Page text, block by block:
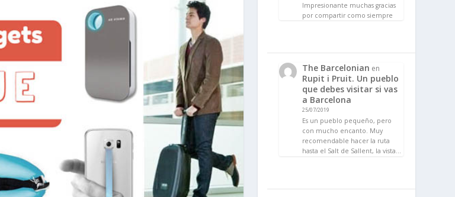
Impresionante muchas gracias
por compartir como siempre
The Barcelonian en
Rupit i Pruit. Un pueblo
que debes visitar si vas
a Barcelona
25/07/2019
Es un pueblo pequeño, pero
con mucho encanto. Muy
recomendable hacer la ruta
hasta el Salt de Sallent, la vista…